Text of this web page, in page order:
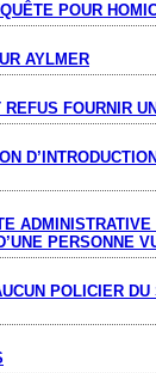
POUR
AYLMER
FOURNIR
PERSONNE
POLICIER